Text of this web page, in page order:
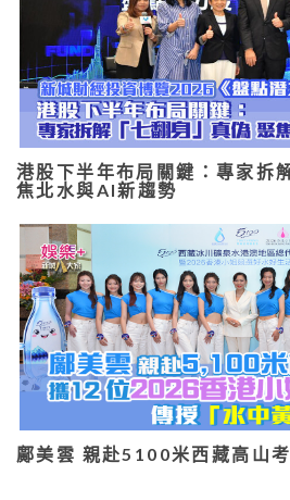
港股下半年布局關鍵：專家拆
焦北水與AI新趨勢
鄺美雲 親赴5100米西藏高山